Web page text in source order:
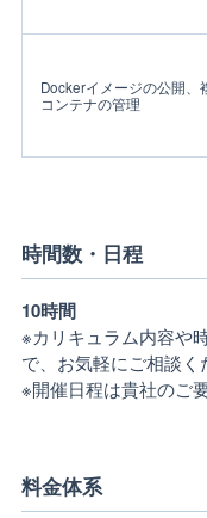
Dockerイメージの公開、
コンテナの管理
時間数・日程
10時間
※カリキュラム内容や
で、お気軽にご相談く
※開催日程は貴社のご
料金体系